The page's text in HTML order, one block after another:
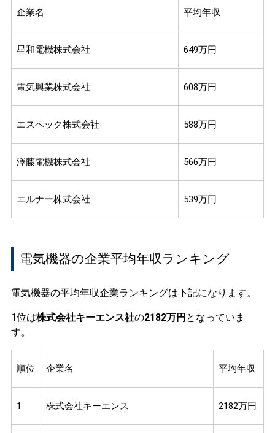
企業名 平均年収
星和電機株式会社 649万円
電気興業株式会社 608万円
エスペック株式会社 588万円
澤藤電機株式会社 566万円
エルナー株式会社 539万円
電気機器の企業平均年収ランキング
電気機器の平均年収企業ランキングは下記になります。
1位は株式会社キーエンス社の2182万円 となっていま
す。
順位 企業名 平均年収
1 株式会社キーエンス 2182万円